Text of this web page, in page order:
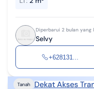
Diperbarui 2 bulan yang
Selvy
+628131...
Tanah Dekat Akses